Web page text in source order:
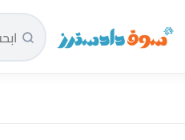
سوق دادسترز الرئيسية